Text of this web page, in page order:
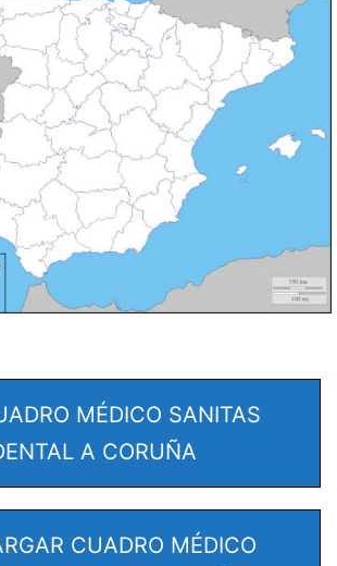
MÉDICO SANITAS
A CORUÑA
CUADRO MÉDICO